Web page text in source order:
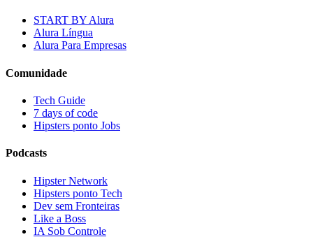
START BY Alura
Alura Língua
Alura Para Empresas
Comunidade
Tech Guide
7 days of code
Hipsters ponto Jobs
Podcasts
Hipster Network
Hipsters ponto Tech
Dev sem Fronteiras
Like a Boss
IA Sob Controle